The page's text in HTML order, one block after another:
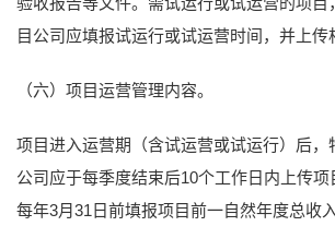
目公司应填报试运行或试运营时间，并上传
（六）项目运营管理内容。
项目进入运营期（含试运营或试运行）后，
公司应于每季度结束后10个工作日内上传
每年3月31日前填报项目前一自然年度总收